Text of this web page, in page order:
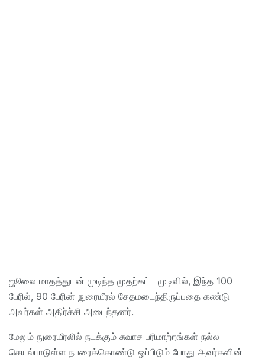
ஜூலை மாதத்துடன் முடிந்த முதற்கட்ட முடிவில், இந்த 100
பேரில், 90 பேரின் நுரையீரல் சேதமடைந்திருப்பதை கண்டு
அவர்கள் அதிர்ச்சி அடைந்தனர்.
மேலும் நுரையீரலில் நடக்கும் சுவாச பரிமாற்றங்கள் நல்ல
செயல்பாடுள்ள நபரைக்கொண்டு ஒப்பிடும் போது அவர்களின்